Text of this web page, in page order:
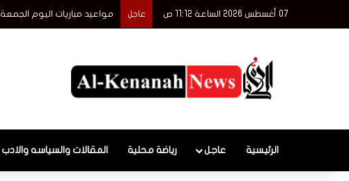
07 أغسطس 2026 الساعة 11:12 ص عاجل مواعيد مباريات اليوم الجمعة 7 -8-2026
الرئيسية عاجل رياضة محلية المقالات والسياسه والادب